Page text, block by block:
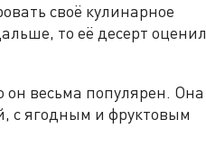
своё кулинарное
то её десерт оценил
он весьма популярен. Она
с ягодным и фруктовым